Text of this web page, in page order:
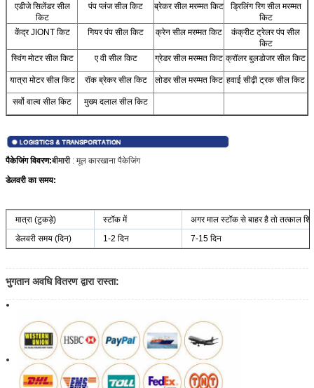
एडीजे सिलेंडर सील
किट
पंप प्लंज सील किट ब्रेकर सील मरम्मत किट
ड्रिलिंग रिग सील मरम्मत
किट
केंद्र JIONT किट
गियर पंप सील किट क्रेन सील मरम्मत किट
कंक्रीट ट्रेलर पंप सील
किट
स्विंग मोटर सील किट
ए वी सील किट ग्रेडर सील मरम्मत किट क्रॉलर बुलडोजर सील किट
यात्रा मोटर सील किट रॉक ब्रेकर सील किट लोडर सील मरम्मत किट हवाई सीढ़ी ट्रक सील किट
सर्वो वाल्व सील किट मुख्य दलाल सील किट
पैकेजिंग विवरण:बीमारी: मूल कारखाना पैकेजिंग
डेलवरी का समय:
मात्रा (टुकड़े) स्टॉक में
अगर माल स्टॉक से बाहर है तो तत्काल
डेलवरी समय (दिन)
1-2 दिन 7-15 दिन
भुगतान अवधि वितरण द्वारा रास्ता: